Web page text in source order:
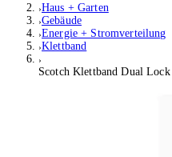
Haus + Garten
Gebäude
Energie + Stromverteilung
Klettband
Scotch Klettband Dual